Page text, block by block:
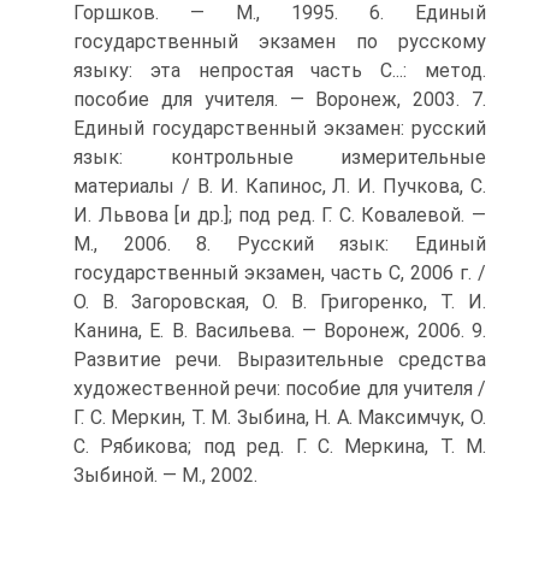
Горшков. — М., 1995. 6. Единый
государственный экзамен по русскому
языку: эта непростая часть С...: метод.
пособие для учителя. — Воронеж, 2003. 7.
Единый государственный экзамен: русский
язык: контрольные измерительные
материалы / В. И. Капинос, Л. И. Пучкова, С.
И. Львова [и др.]; под ред. Г. С. Ковалевой. —
М., 2006. 8. Русский язык: Единый
государственный экзамен, часть С, 2006 г. /
О. В. Загоровская, О. В. Григоренко, Т. И.
Канина, Е. В. Васильева. — Воронеж, 2006. 9.
Развитие речи. Выразительные средства
художественной речи: пособие для учителя /
Г. С. Меркин, Т. М. Зыбина, Н. А. Максимчук, О.
С. Рябикова; под ред. Г. С. Меркина, Т. М.
Зыбиной. — М., 2002.